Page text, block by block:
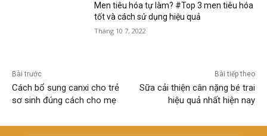
Men tiêu hóa tự làm? #Top 3 men tiêu hóa
tốt và cách sử dụng hiệu quả
Tháng 10 7, 2022
Bài trước
Cách bổ sung canxi cho trẻ
sơ sinh đúng cách cho mẹ
Bài tiếp theo
Sữa cải thiện cân nặng bé trai
hiệu quả nhất hiện nay